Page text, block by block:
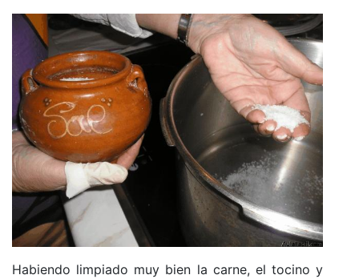
Habiendo limpiado muy bien la carne, el tocino y